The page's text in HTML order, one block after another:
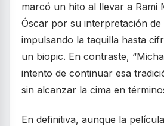
marcó un hito al llevar a Rami
Óscar por su interpretación
impulsando la taquilla hasta
un biopic. En contraste,
intento de continuar esa
sin alcanzar la cima en
En definitiva, aunque la